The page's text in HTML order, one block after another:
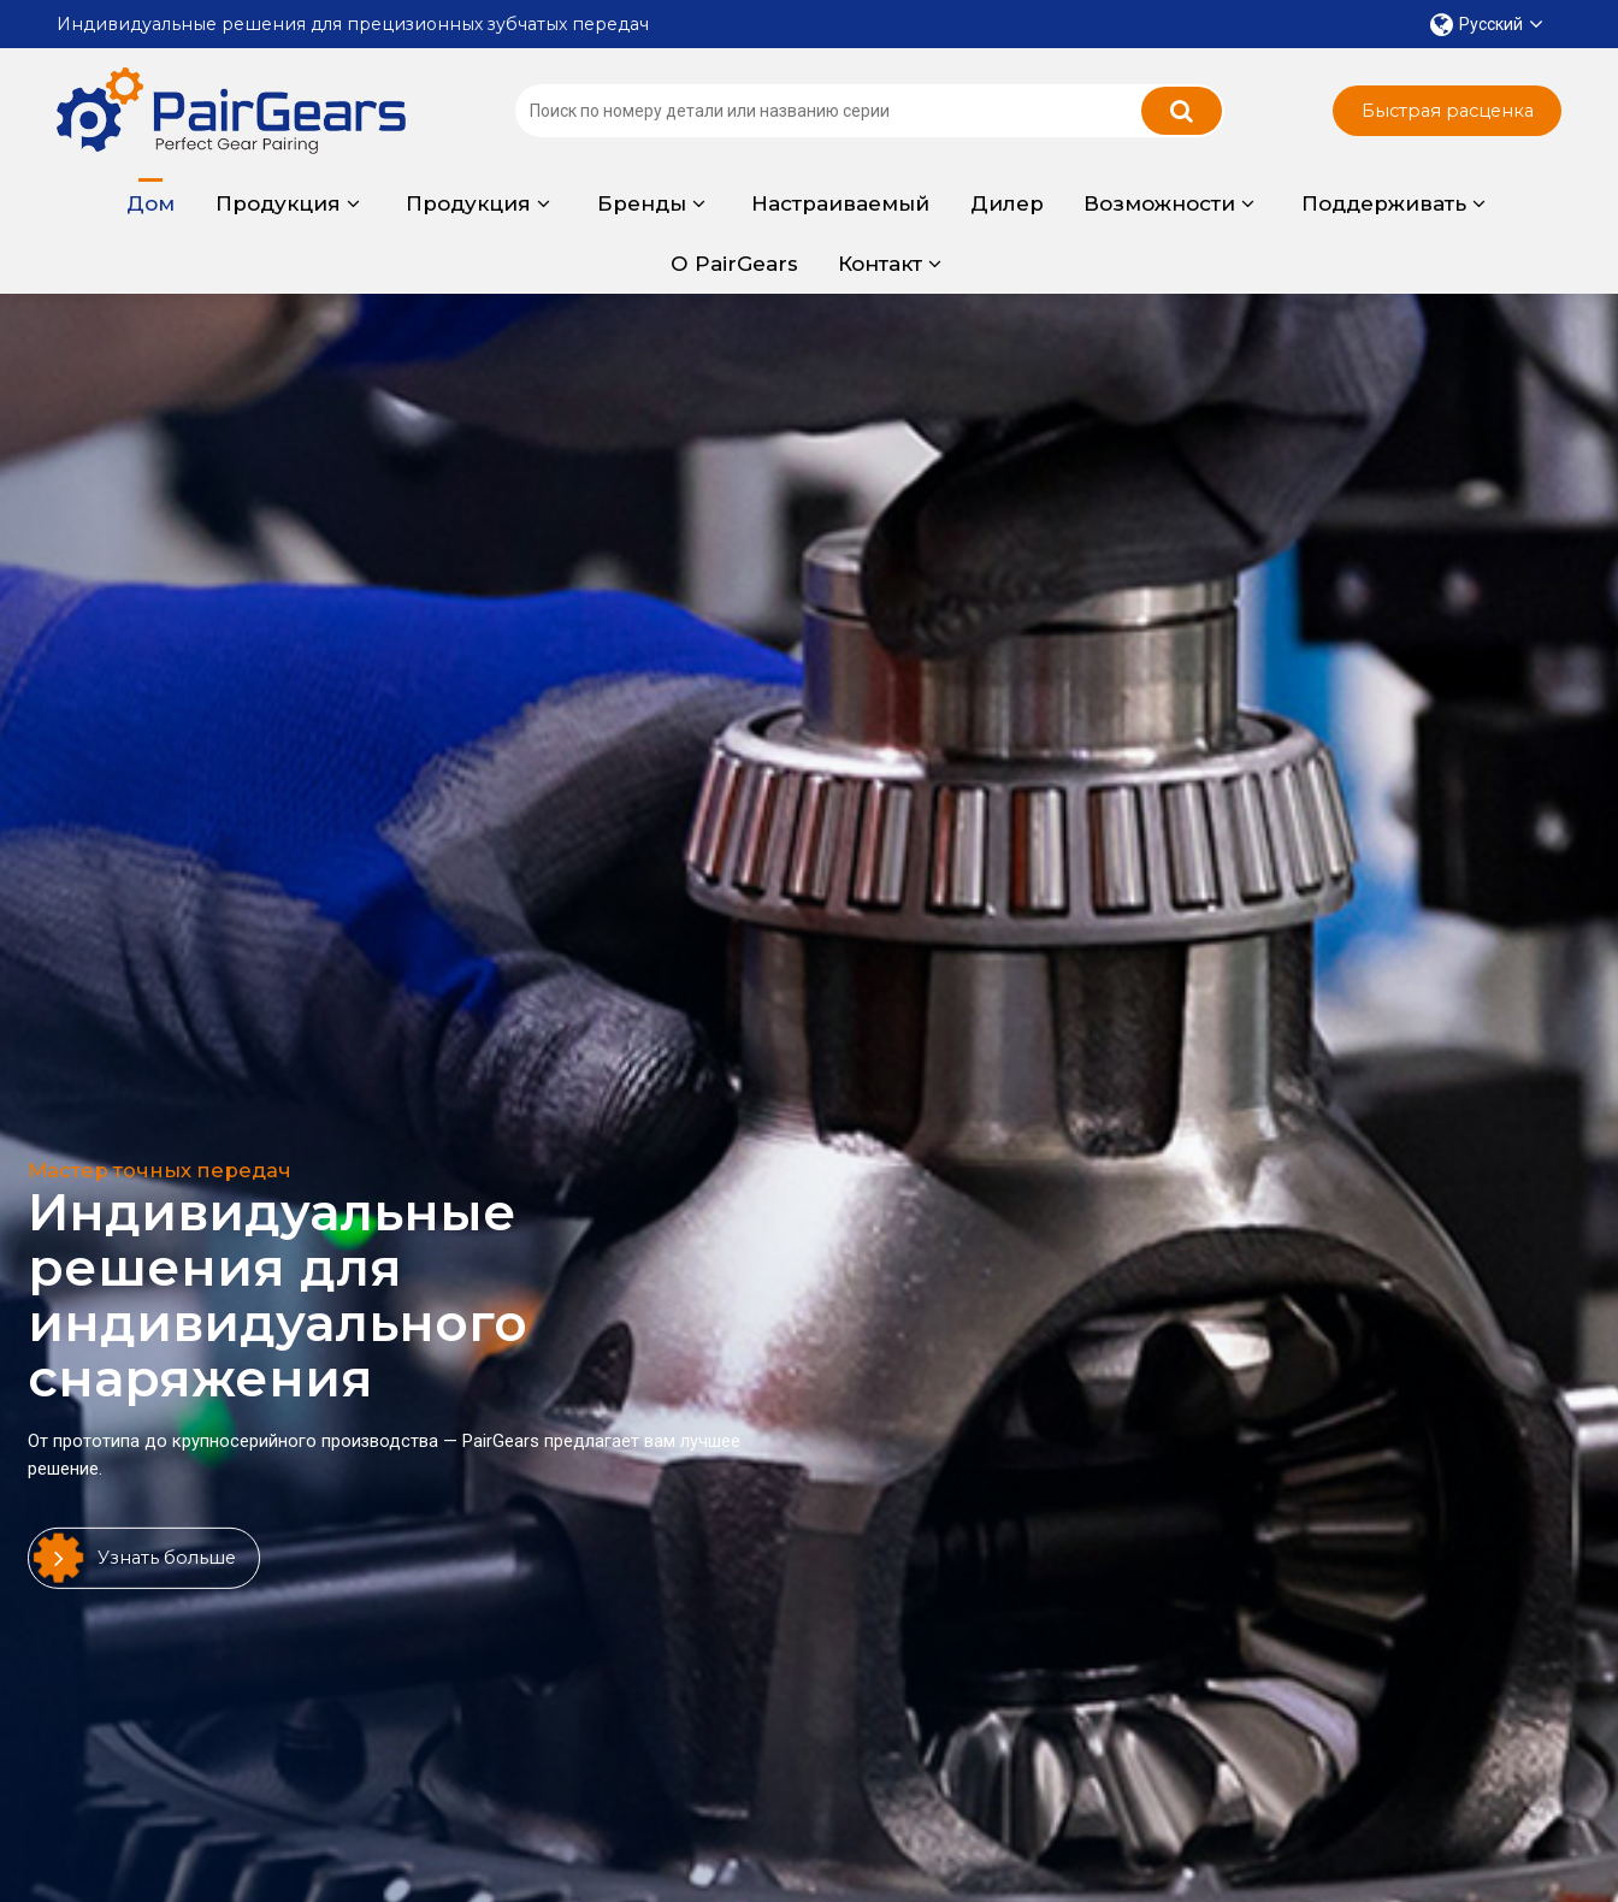
Индивидуальные решения для прецизионных зубчатых передач Русский
Дом Продукция Продукция Бренды Настраиваемый Дилер Возможности Поддерживать
О PairGears Контакт
Быстрая расценка
Мастер точных передач
Индивидуальные
решения для
индивидуального
снаряжения
От прототипа до крупносерийного производства — PairGears предлагает вам лучшее
решение.
Узнать больше